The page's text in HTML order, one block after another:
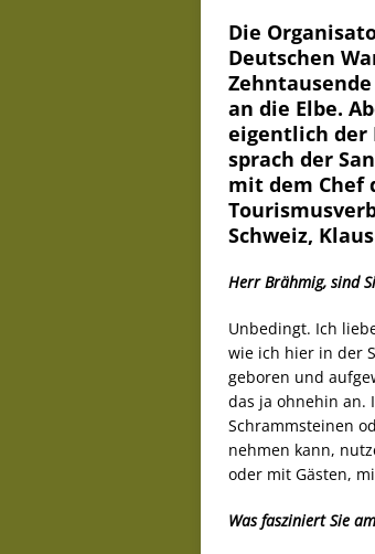
Die
Deutschen
an die Elbe.
eigentlich der
sprach der
mit dem Chef
Schweiz,
Herr Brähmig, sind
Unbedingt. Ich
wie ich hier in der
geboren und
das ja ohnehin an.
Schrammsteinen
nehmen kann,
oder mit Gästen,
Was fasziniert Sie